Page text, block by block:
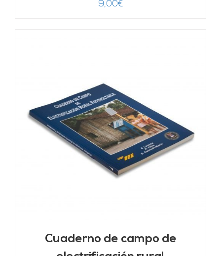
9,00€
Cuaderno de campo de